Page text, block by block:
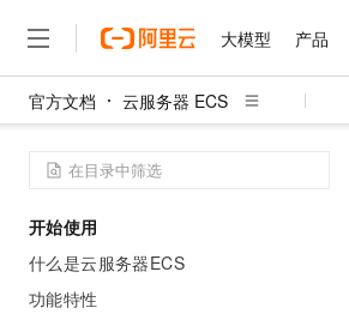
大模型 产品
官方文档 云服务器 ECS
开始使用
什么是云服务器ECS
功能特性
大模型
产品
精选产品
解决方案
精选解决方案
权益
定价
云市场
伙伴
服务
了解阿里云